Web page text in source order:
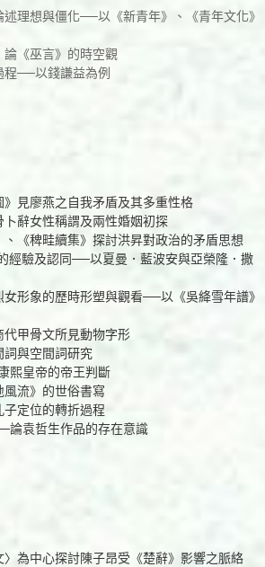
理想與僵化──以《新青年》、《青年文化》
《巫言》的時空觀
程──以錢謙益為例
見廖燕之自我矛盾及其多重性格
辭女性稱謂及兩性婚姻初探
《稗畦續集》探討洪昇對政治的矛盾思想
經驗及認同──以夏曼．藍波安與亞榮隆．撒
形象的歷時形塑與觀看──以《吳絳雪年譜》
甲骨文所見動物字形
與空間詞研究
熙皇帝的帝王判斷
流》的世俗書寫
定位的轉折過程
論袁哲生作品的存在意識
為中心探討陳子昂受《楚辭》影響之脈絡